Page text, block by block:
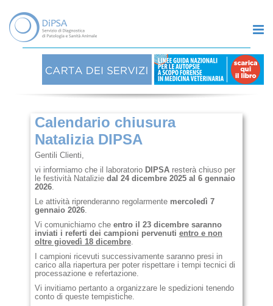
Calendario chiusura
Natalizia DIPSA
Gentili Clienti,
vi informiamo che il laboratorio DIPSAresterà chiuso per
le festività Natalizie dal 24 dicembre 2025 al 6 gennaio
2026.
Le attività riprenderanno regolarmente mercoledì 7
gennaio 2026.
Vi comunichiamo che entro il 23 dicembre saranno
inviati i referti dei campioni pervenuti entro e non
oltre giovedì 18 dicembre.
I campioni ricevuti successivamente saranno presi in
carico alla riapertura per poter rispettare i tempi tecnici di
processazione e refertazione.
Vi invitiamo pertanto a organizzare le spedizioni tenendo
conto di queste tempistiche.